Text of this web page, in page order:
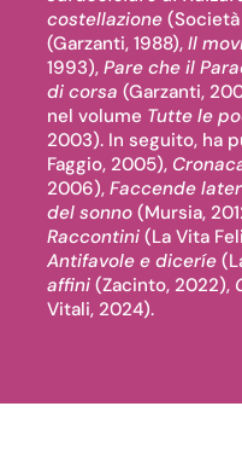
costellazione
(Garzanti, 1988), Il
1993), Pare che il
di corsa (Garzanti,
nel volume Tutte le
2003). In seguito, ha
Faggio, 2005),
2006), Faccende
del sonno (Mursia,
Raccontini (La Vita
Antifavole e diceríe
affini (Zacinto, 2022),
Vitali, 2024).